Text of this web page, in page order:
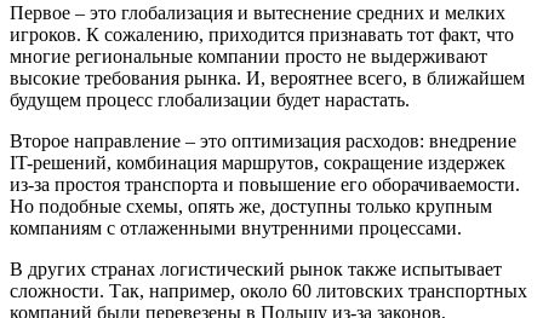
Первое – это глобализация и вытеснение средних и мелких
игроков. К сожалению, приходится признавать тот факт, что
многие региональные компании просто не выдерживают
высокие требования рынка. И, вероятнее всего, в ближайшем
будущем процесс глобализации будет нарастать.
Второе направление – это оптимизация расходов: внедрение
IT-решений, комбинация маршрутов, сокращение издержек
из-за простоя транспорта и повышение его оборачиваемости.
Но подобные схемы, опять же, доступны только крупным
компаниям с отлаженными внутренними процессами.
В других странах логистический рынок также испытывает
сложности. Так, например, около 60 литовских транспортных
компаний были перевезены в Польшу из-за законов,